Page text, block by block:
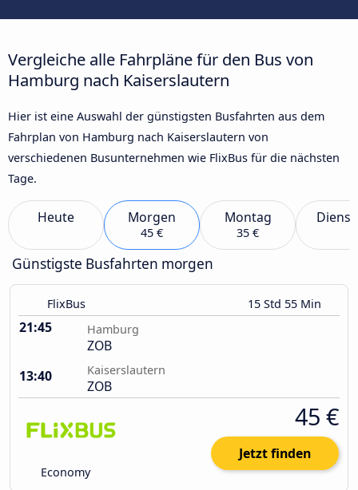
Vergleiche alle Fahrpläne für den Bus von
Hamburg nach Kaiserslautern
Hier ist eine Auswahl der günstigsten Busfahrten aus dem
Fahrplan von Hamburg nach Kaiserslautern von
verschiedenen Busunternehmen wie FlixBus für die nächsten
Tage.
Heute Morgen
45 €
Montag
35 €
Günstigste Busfahrten morgen
FlixBus 15 Std 55 Min
21:45 Hamburg
ZOB
13:40
Kaiserslautern
ZOB
Economy
45 €
Jetzt finden